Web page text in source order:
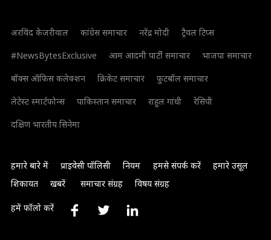
अरविंद केजरीवाल कांग्रेस समाचार नरेंद्र मोदी
ट्रैवल टिप्स
#NewsBytesExclusive
आम आदमी पार्टी समाचार
भाजपा समाचार
बॉक्स ऑफिस कलेक्शन
क्रिकेट समाचार
फुटबॉल समाचार
लेटेस्ट स्मार्टफोन्स
पाकिस्तान समाचार राहुल गांधी
रेसिपी
दक्षिण भारतीय सिनेमा
हमारे बारे में प्राइवेसी पॉलिसी नियम हमसे संपर्क करें
हमारे उसूल
शिकायत
खबरें समाचार संग्रह विषय संग्रह
हमें फॉलो करें